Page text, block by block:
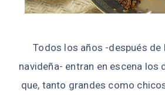
Todos los años -después de
navideña- entran en escena los
que, tanto grandes como